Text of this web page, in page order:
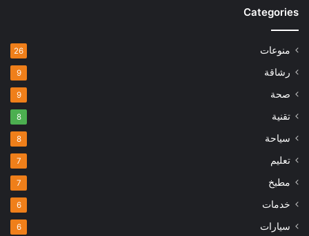
Categories
منوعات 26
رشاقة 9
صحة 9
تقنية 8
سياحة 8
تعليم 7
مطبخ 7
خدمات 6
سيارات 6